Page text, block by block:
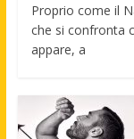
Proprio come il
che si confronta
appare, a